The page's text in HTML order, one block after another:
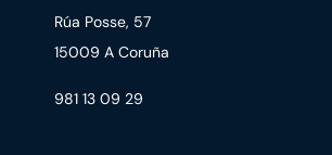
Rúa Posse, 57
15009 A Coruña
981 13 09 29